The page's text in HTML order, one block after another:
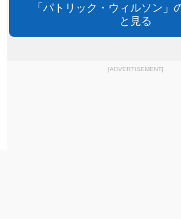
「パトリック・ウィルソン」
と見る
[ADVERTISEMENT]